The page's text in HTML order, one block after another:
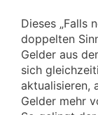
Dieses „Falls
doppelten
Gelder aus
sich
aktualisieren,
Gelder mehr